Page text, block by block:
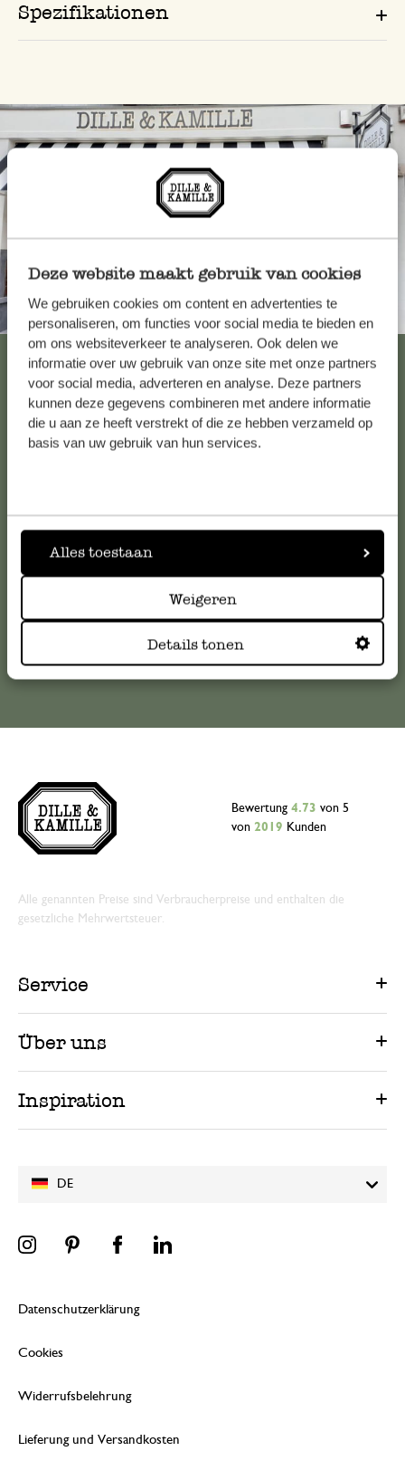
Deze website maakt gebruik van cookies
We gebruiken cookies om content en advertenties te
personaliseren, om functies voor social media te bieden en
om ons websiteverkeer te analyseren. Ook delen we
informatie over uw gebruik van onze site met onze partners
voor social media, adverteren en analyse. Deze partners
kunnen deze gegevens combineren met andere informatie
die u aan ze heeft verstrekt of die ze hebben verzameld op
basis van uw gebruik van hun services.
Alles toestaan
Weigeren
Details tonen
Spezifikationen
Immer in der Nähe
Alle 62 Geschäfte anzeigen
Kundenservice/Hilfe
kundenservice@dille-kamille.de
DE
Bewertung 4.73 von 5
von 2019 Kunden
Alle genannten Preise sind Verbraucherpreise und enthalten die
gesetzliche Mehrwertsteuer.
Service
Über uns
Inspiration
Datenschutzerklärung
Cookies
Widerrufsbelehrung
Lieferung und Versandkosten